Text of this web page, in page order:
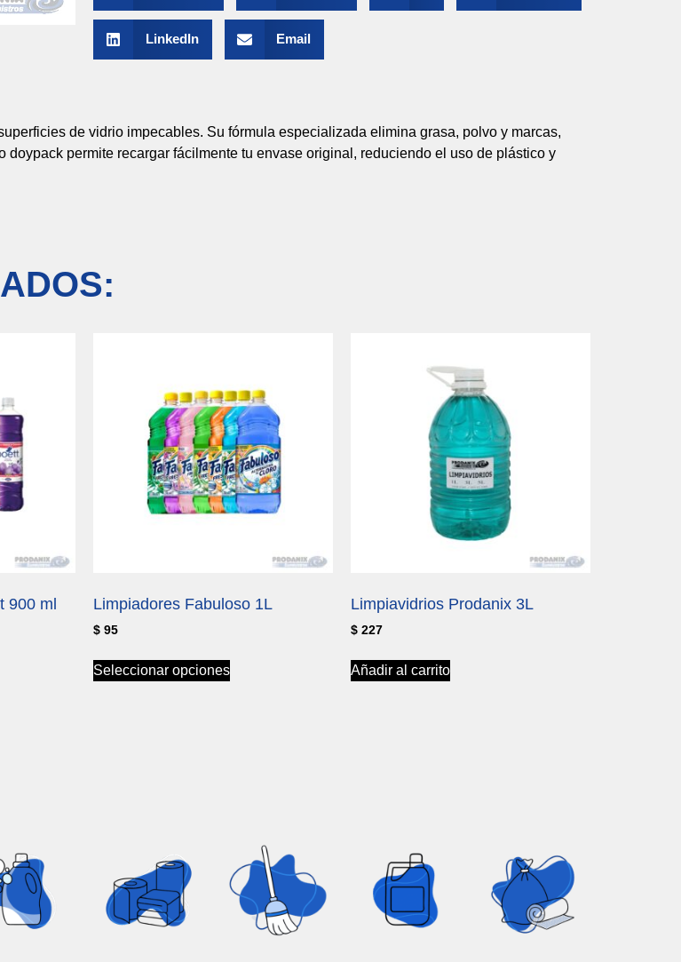
LinkedIn Email
de vidrio impecables. Su fórmula especializada elimina grasa, polvo y marcas,
doypack permite recargar fácilmente tu envase original, reduciendo el uso de plástico y
900 ml Limpiadores Fabuloso 1L
$ 95
Seleccionar opciones
Limpiavidrios Prodanix 3L
$ 227
Añadir al carrito